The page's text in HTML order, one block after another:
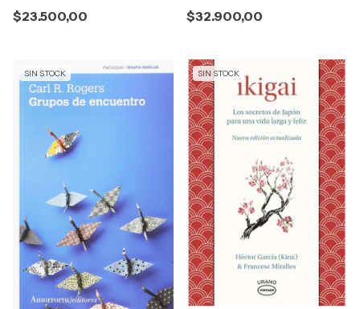
$23.500,00 $32.900,00
SIN STOCK SIN STOCK